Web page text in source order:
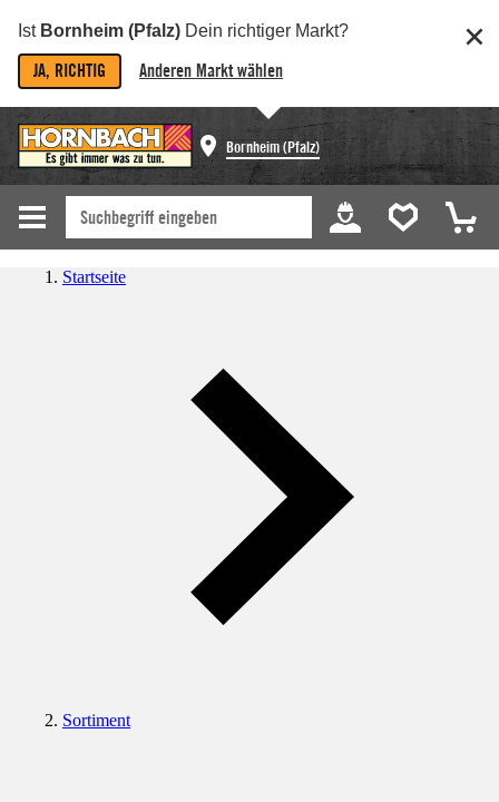
Ist Bornheim (Pfalz) Dein richtiger Markt?
JA, RICHTIG Anderen Markt wählen
Bornheim (Pfalz)
Startseite
Sortiment